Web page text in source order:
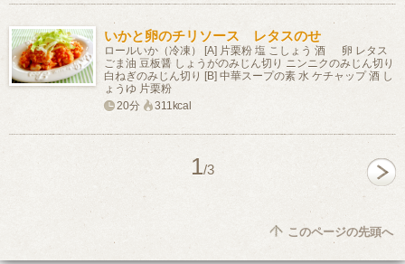
いかと卵のチリソース レタスのせ
ロールいか（冷凍） [A] 片栗粉 塩 こしょう 酒 卵 レタス
ごま油 豆板醤 しょうがのみじん切り ニンニクのみじん切り
白ねぎのみじん切り [B] 中華スープの素 水 ケチャップ 酒 し
ょうゆ 片栗粉
20分
311kcal
1/3
このページの先頭へ